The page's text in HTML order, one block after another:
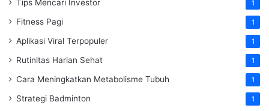
Tips Mencari Investor 1
Fitness Pagi 1
Aplikasi Viral Terpopuler 1
Rutinitas Harian Sehat 1
Cara Meningkatkan Metabolisme Tubuh 1
Strategi Badminton 1